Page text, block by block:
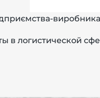
в логистической